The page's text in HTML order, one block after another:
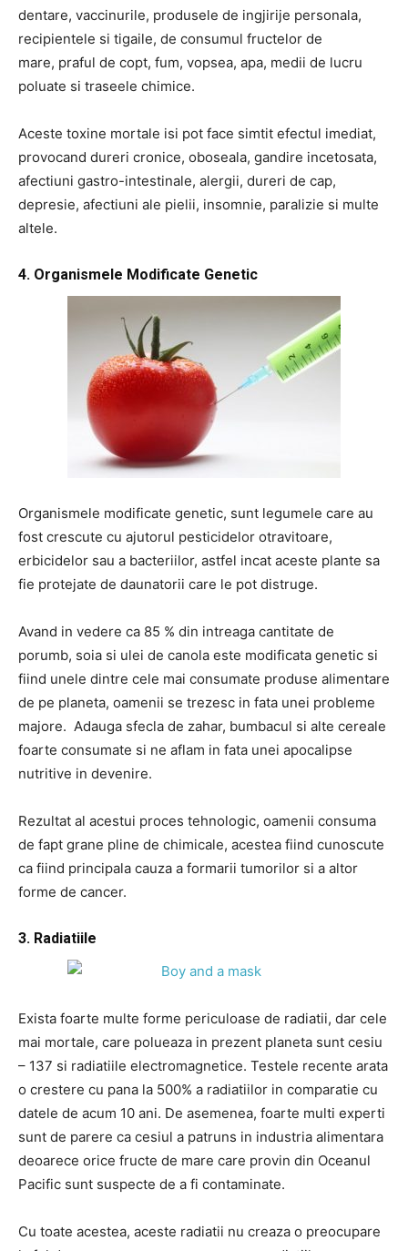
dentare, vaccinurile, produsele de ingjirije personala,
recipientele si tigaile, de consumul fructelor de
mare, praful de copt, fum, vopsea, apa, medii de lucru
poluate si traseele chimice.
Aceste toxine mortale isi pot face simtit efectul imediat,
provocand dureri cronice, oboseala, gandire incetosata,
afectiuni gastro-intestinale, alergii, dureri de cap,
depresie, afectiuni ale pielii, insomnie, paralizie si multe
altele.
4. Organismele Modificate Genetic
Organismele modificate genetic, sunt legumele care au
fost crescute cu ajutorul pesticidelor otravitoare,
erbicidelor sau a bacteriilor, astfel incat aceste plante sa
fie protejate de daunatorii care le pot distruge.
Avand in vedere ca 85 % din intreaga cantitate de
porumb, soia si ulei de canola este modificata genetic si
fiind unele dintre cele mai consumate produse alimentare
de pe planeta, oamenii se trezesc in fata unei probleme
majore. Adauga sfecla de zahar, bumbacul si alte cereale
foarte consumate si ne aflam in fata unei apocalipse
nutritive in devenire.
Rezultat al acestui proces tehnologic, oamenii consuma
de fapt grane pline de chimicale, acestea fiind cunoscute
ca fiind principala cauza a formarii tumorilor si a altor
forme de cancer.
3. Radiatiile
Exista foarte multe forme periculoase de radiatii, dar cele
mai mortale, care polueaza in prezent planeta sunt cesiu
– 137 si radiatiile electromagnetice. Testele recente arata
o crestere cu pana la 500% a radiatiilor in comparatie cu
datele de acum 10 ani. De asemenea, foarte multi experti
sunt de parere ca cesiul a patruns in industria alimentara
deoarece orice fructe de mare care provin din Oceanul
Pacific sunt suspecte de a fi contaminate.
Cu toate acestea, aceste radiatii nu creaza o preocupare